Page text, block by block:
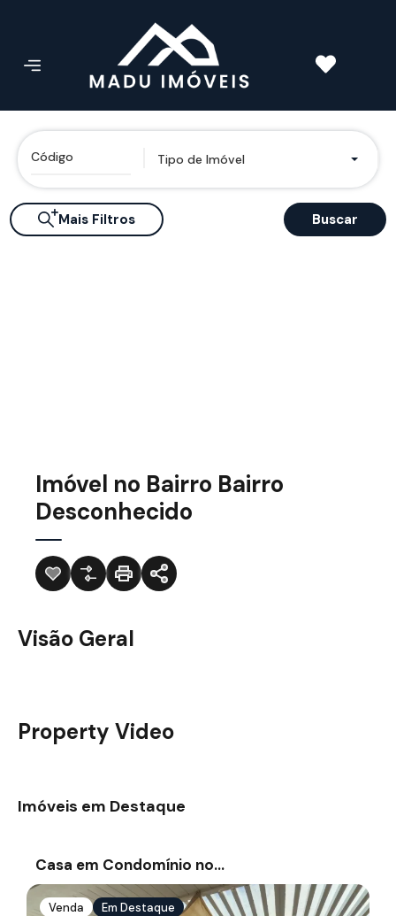
Tipo de Imóvel
Mais Filtros Buscar
Imóvel no Bairro Bairro
Desconhecido
Visão Geral
Property Video
Imóveis em Destaque
Casa em Condomínio no…
Venda Em Destaque